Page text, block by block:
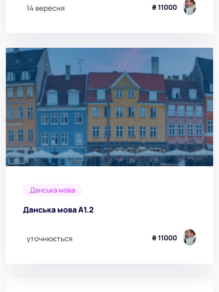
14 вересня ₴ 11000
Данська мова
Данська мова А1.2
уточнюється ₴ 11000